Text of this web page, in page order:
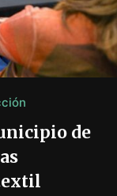
PRODUCCIÓN EN LA
de